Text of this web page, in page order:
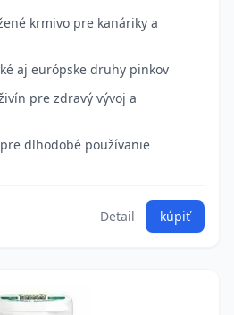
krmivo pre kanáriky a
aj európske druhy pinkov
pre zdravý vývoj a
dlhodobé používanie
Detail kúpiť